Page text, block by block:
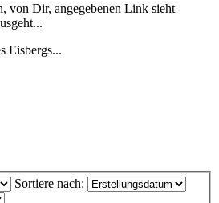
von Dir, angegebenen Link sieht
Eisbergs...
Sortiere nach: